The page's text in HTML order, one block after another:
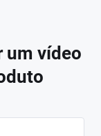
um vídeo